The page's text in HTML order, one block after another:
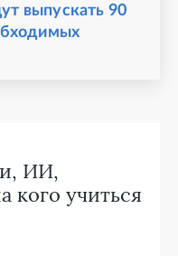
выпускать 90
ИИ,
кого учиться